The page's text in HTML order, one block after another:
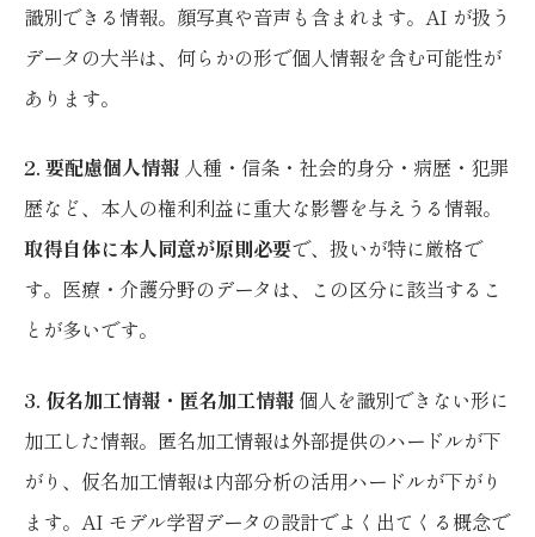
識別できる情報。顔写真や音声も含まれます。AI が扱う
データの大半は、何らかの形で個人情報を含む可能性が
あります。
2. 要配慮個人情報 人種・信条・社会的身分・病歴・犯罪
歴など、本人の権利利益に重大な影響を与えうる情報。
取得自体に本人同意が原則必要で、扱いが特に厳格で
す。医療・介護分野のデータは、この区分に該当するこ
とが多いです。
3. 仮名加工情報・匿名加工情報 個人を識別できない形に
加工した情報。匿名加工情報は外部提供のハードルが下
がり、仮名加工情報は内部分析の活用ハードルが下がり
ます。AI モデル学習データの設計でよく出てくる概念で